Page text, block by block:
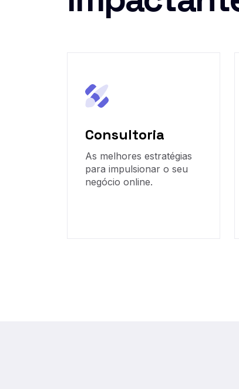
Consultoria
As melhores estratégias
para impulsionar o seu
negócio online.